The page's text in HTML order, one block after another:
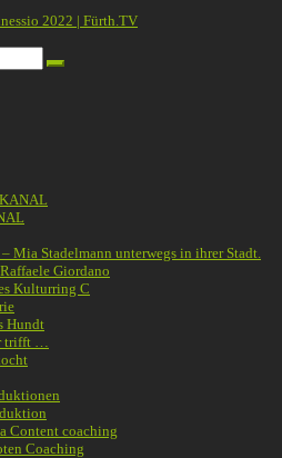
Mia Stadelmann unterwegs in ihrer Stadt.
Giordano
Kulturring C
Hundt
trifft …
Content coaching
Coaching